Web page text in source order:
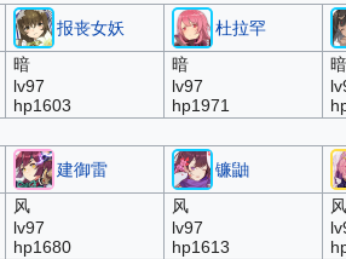
报丧女妖 杜拉罕
暗
lv97
hp1603
暗
lv97
hp1971
暗
建御雷 镰鼬
风
lv97
hp1680
风
lv97
hp1613
风